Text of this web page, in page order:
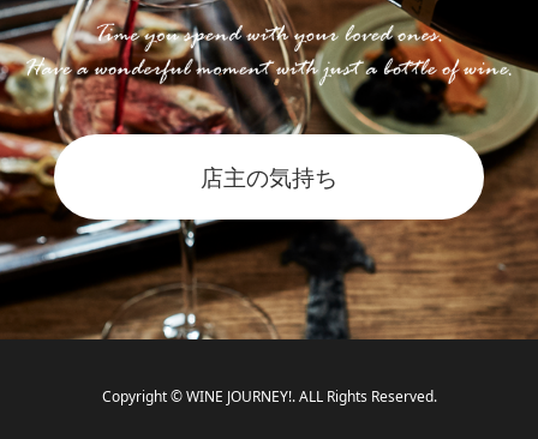
店主の気持ち
Copyright © WINE JOURNEY!. ALL Rights Reserved.